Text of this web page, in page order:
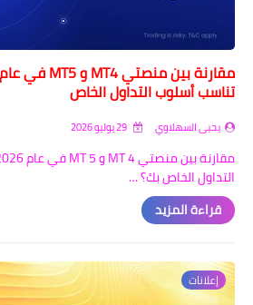
تناسب أسلوب التداول الخاص
يحيى السهلاوي
التداول الخاص بك؟ …
قراءة المزيد
إعلانات